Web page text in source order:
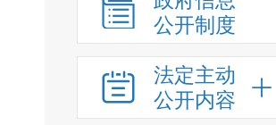
公开制度
法定主动
公开内容